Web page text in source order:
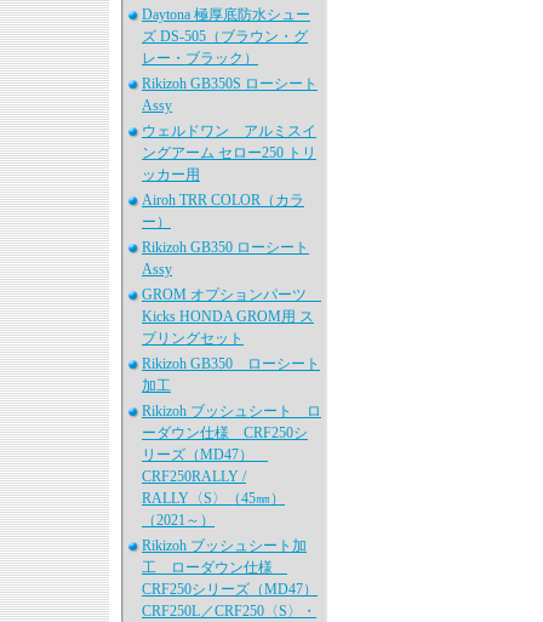
Daytona 極厚底防水シュー
ズ DS-505（ブラウン・グ
レー・ブラック）
Rikizoh GB350S ローシート
Assy
ウェルドワン アルミスイ
ングアーム セロー250 トリ
ッカー用
Airoh TRR COLOR（カラ
ー）
Rikizoh GB350 ローシート
Assy
GROM オプションパーツ
Kicks HONDA GROM用 ス
プリングセット
Rikizoh GB350 ローシート
加工
Rikizoh ブッシュシート ロ
ーダウン仕様 CRF250シ
リーズ（MD47）
CRF250RALLY /
RALLY〈S〉（45㎜）
（2021～）
Rikizoh ブッシュシート加
工 ローダウン仕様
CRF250シリーズ（MD47）
CRF250L／CRF250〈S〉・